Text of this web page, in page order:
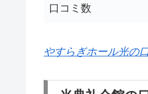
口コミ数
やすらぎホール光の